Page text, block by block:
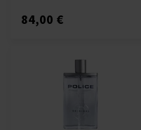
84,00 €